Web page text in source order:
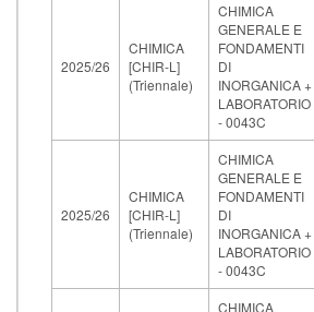
2025/26
CHIMICA
[CHIR-L]
(Triennale)
CHIMICA
GENERALE E
FONDAMENTI
DI
INORGANICA +
LABORATORIO
- 0043C
2025/26
CHIMICA
[CHIR-L]
(Triennale)
CHIMICA
GENERALE E
FONDAMENTI
DI
INORGANICA +
LABORATORIO
- 0043C
CHIMICA